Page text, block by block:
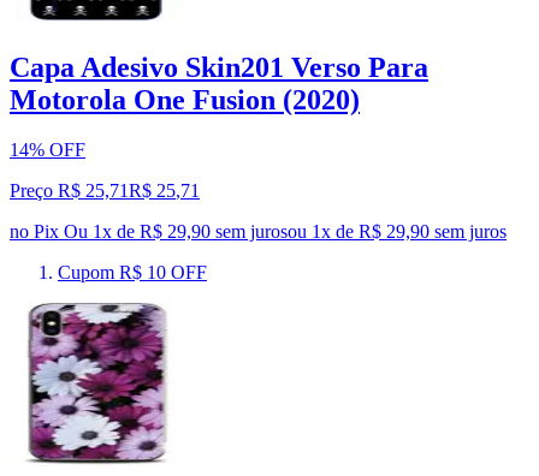
Capa Adesivo Skin201 Verso Para
Motorola One Fusion (2020)
14% OFF
Preço R$ 25,71R$ 25,71
no Pix Ou 1x de R$ 29,90 sem jurosou 1x de R$ 29,90 sem juros
Cupom R$ 10 OFF